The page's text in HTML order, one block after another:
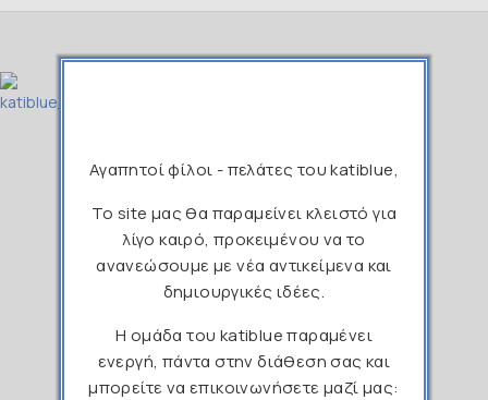
211 1190265
info@katiblue.gr
katibluehandcrafted
katiblue_handcrafted
Αγαπητοί φίλοι - πελάτες του katiblue,
Το site μας θα παραμείνει κλειστό για
λίγο καιρό, προκειμένου να το
ανανεώσουμε με νέα αντικείμενα και
δημιουργικές ιδέες.
Η ομάδα του katiblue παραμένει
ενεργή, πάντα στην διάθεση σας και
μπορείτε να επικοινωνήσετε μαζί μας: